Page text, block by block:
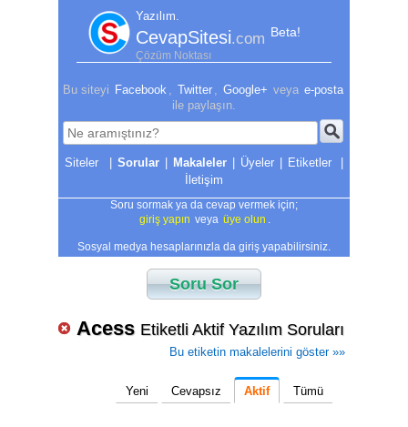
Yazılım.
CevapSitesi.com Beta!
Çözüm Noktası
Bu siteyi Facebook Twitter Google+ veya e-posta
ile paylaşın.
| Sorular | Makaleler | Üyeler | Etiketler
|
İletişim
Soru sormak ya da cevap vermek için;
giriş yapın veya üye olun
Sosyal medya hesaplarınızla da giriş yapabilirsiniz.
Soru Sor
Acess Etiketli Aktif Yazılım Soruları
Bu etiketin makalelerini göster »»
Yeni Cevapsız Aktif Tümü